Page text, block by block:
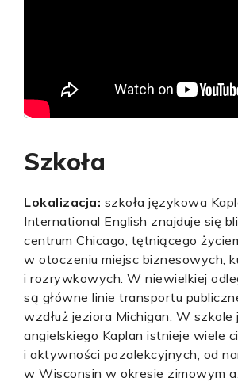
Szkoła
Lokalizacja: szkoła językowa
International English znajduje się
centrum Chicago, tętniącego
w otoczeniu miejsc biznesowych,
i rozrywkowych. W niewielkiej
są główne linie transportu
wzdłuż jeziora Michigan. W szkole
angielskiego Kaplan istnieje wiele
i aktywności pozalekcyjnych, od
w Wisconsin w okresie zimowym